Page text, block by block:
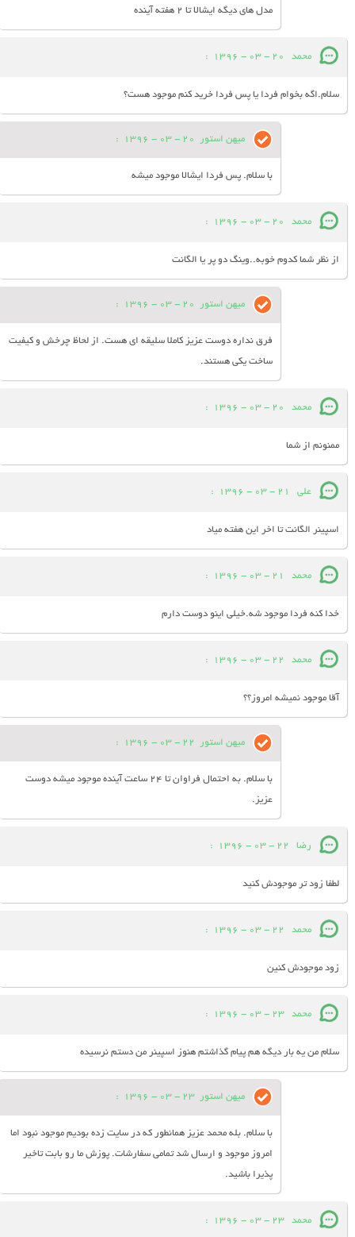
مدل های دیگه ایشالا تا 2 هفته آینده
محمد 20 - 03 - 1396
:
سلام.اگه بخوام فردا یا پس فردا خرید کنم موجود هست؟
میهن استور 20 - 03 - 1396
:
با سلام. پس فردا ایشالا موجود میشه
محمد 20 - 03 - 1396
:
از نظر شما کدوم خوبه..وینگ دو پر یا الگانت
میهن استور 20 - 03 - 1396
:
فرق نداره دوست عزیز کاملا سلیقه ای هست. از لحاظ چرخش و کیفیت
ساخت یکی هستند.
محمد 20 - 03 - 1396
:
ممنونم از شما
علی 21 - 03 - 1396
:
اسپینر الگانت تا اخر این هفته میاد
محمد 21 - 03 - 1396
:
خدا کنه فردا موجود شه.خیلی اینو دوست دارم
محمد 22 - 03 - 1396
:
آقا موجود نمیشه امروز؟؟
میهن استور 22 - 03 - 1396
:
با سلام. به احتمال فراوان تا 24 ساعت آینده موجود میشه دوست
عزیز.
رضا 22 - 03 - 1396
:
لطفا زود تر موجودش کنید
محمد 22 - 03 - 1396
:
زود موجودش کنین
محمد 23 - 03 - 1396
:
سلام من يه بار ديگه هم پيام گذاشتم هنوز اسپينر من دستم نرسيده
میهن استور 23 - 03 - 1396
:
با سلام. بله محمد عزیز همانطور که در سایت زده بودیم موجود نبود اما
امروز موجود و ارسال شد تمامی سفارشات. پوزش ما رو بابت تاخیر
پذیرا باشید.
محمد 23 - 03 - 1396
: